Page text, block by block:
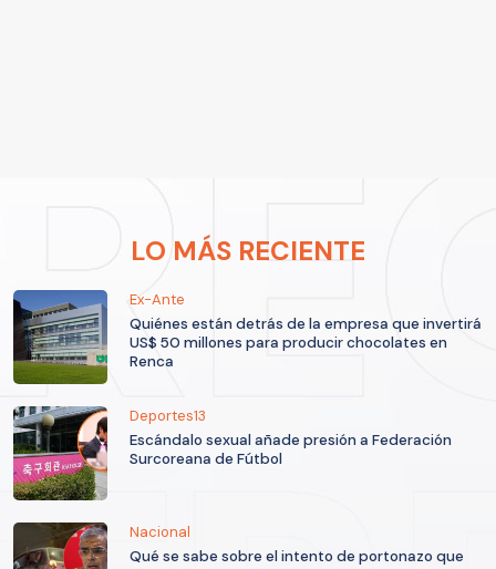
LO MÁS RECIENTE
Ex-Ante
Quiénes están detrás de la empresa que invertirá
US$ 50 millones para producir chocolates en
Renca
Deportes13
Escándalo sexual añade presión a Federación
Surcoreana de Fútbol
Nacional
Qué se sabe sobre el intento de portonazo que